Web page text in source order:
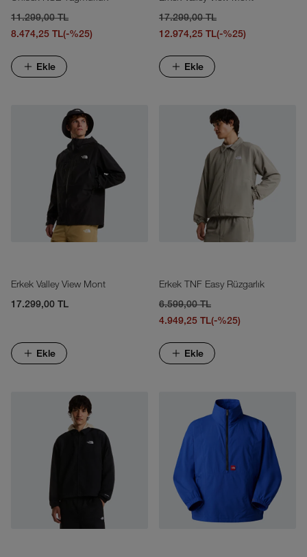
11.299,00 TL
8.474,25 TL(-%25)
Ekle
17.299,00 TL
12.974,25 TL(-%25)
Ekle
Erkek Valley View Mont
17.299,00 TL
Ekle
Erkek TNF Easy Rüzgarlık
6.599,00 TL
4.949,25 TL(-%25)
Ekle